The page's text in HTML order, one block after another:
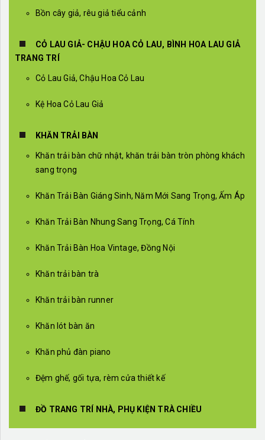
Bồn cây giả, rêu giả tiểu cảnh
CỎ LAU GIẢ- CHẬU HOA CỎ LAU, BÌNH HOA LAU GIẢ
TRANG TRÍ
Cỏ Lau Giả, Chậu Hoa Cỏ Lau
Kệ Hoa Cỏ Lau Giả
KHĂN TRẢI BÀN
Khăn trải bàn chữ nhật, khăn trải bàn tròn phòng khách
sang trọng
Khăn Trải Bàn Giáng Sinh, Năm Mới Sang Trọng, Ấm Áp
Khăn Trải Bàn Nhung Sang Trọng, Cá Tính
Khăn Trải Bàn Hoa Vintage, Đồng Nội
Khăn trải bàn trà
Khăn trải bàn runner
Khăn lót bàn ăn
Khăn phủ đàn piano
Đệm ghế, gối tựa, rèm cửa thiết kế
ĐỒ TRANG TRÍ NHÀ, PHỤ KIỆN TRÀ CHIỀU